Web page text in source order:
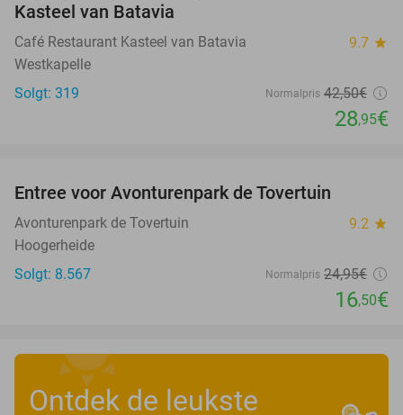
Kasteel van Batavia
Café Restaurant Kasteel van Batavia 9.7 star
Westkapelle
Solgt: 319
Normalpris 42,50€
28,95€
Entree voor Avonturenpark de Tovertuin
Avonturenpark de Tovertuin 9.2 star
Hoogerheide
Solgt: 8.567
Normalpris 24,95€
16,50€
Ontdek de leukste